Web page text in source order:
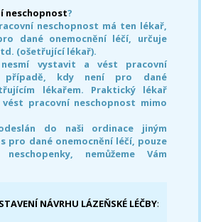
neschopnost?
neschopnost má ten lékař,
dané onemocnění léčí, určuje
(ošetřující lékař).
vystavit a vést pracovní
případě, kdy není pro dané
lékařem. Praktický lékař
pracovní neschopnost mimo
do naši ordinace jiným
pro dané onemocnění léčí, pouze
nemůžeme Vám
NÁVRHU LÁZEŇSKÉ LÉČBY: